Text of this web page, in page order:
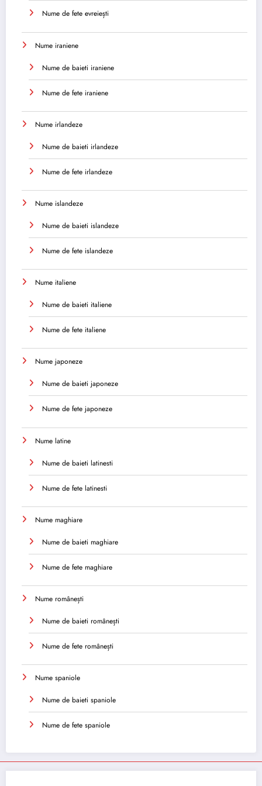
Nume de fete evreiești
Nume iraniene
Nume de baieti iraniene
Nume de fete iraniene
Nume irlandeze
Nume de baieti irlandeze
Nume de fete irlandeze
Nume islandeze
Nume de baieti islandeze
Nume de fete islandeze
Nume italiene
Nume de baieti italiene
Nume de fete italiene
Nume japoneze
Nume de baieti japoneze
Nume de fete japoneze
Nume latine
Nume de baieti latinesti
Nume de fete latinesti
Nume maghiare
Nume de baieti maghiare
Nume de fete maghiare
Nume românești
Nume de baieti românești
Nume de fete românești
Nume spaniole
Nume de baieti spaniole
Nume de fete spaniole